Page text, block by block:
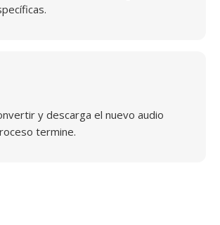
y descarga el nuevo audio
termine.